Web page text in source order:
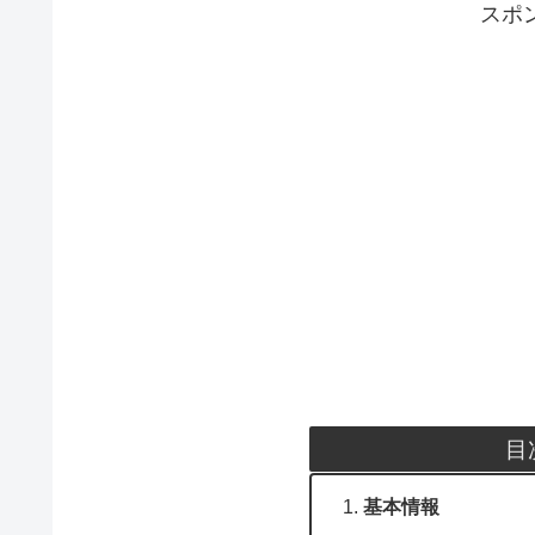
スポ
目
基本情報